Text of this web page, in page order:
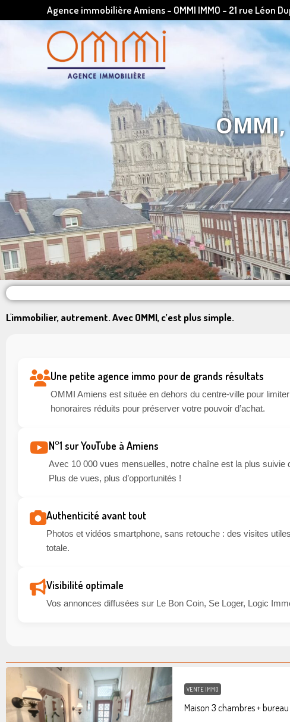
Agence immobilière Amiens - OMMI IMMO - 21 rue Léon
L'immobilier, autrement. Avec OMMI, c’est plus simple.
Une petite agence immo pour de grands résultats
OMMI Amiens est située en dehors du centre-ville pour
honoraires réduits pour préserver votre pouvoir d’achat.
N°1 sur YouTube à Amiens
Avec 10 000 vues mensuelles, notre chaîne est la plus suivie
Plus de vues, plus d’opportunités !
Authenticité avant tout
Photos et vidéos smartphone, sans retouche : des visites
totale.
Visibilité optimale
Vos annonces diffusées sur Le Bon Coin, Se Loger, Logic
VENTE IMMO
Maison 3 chambres + bureau